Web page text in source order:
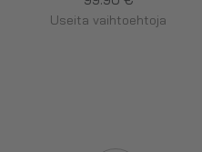
Useita vaihtoehtoja